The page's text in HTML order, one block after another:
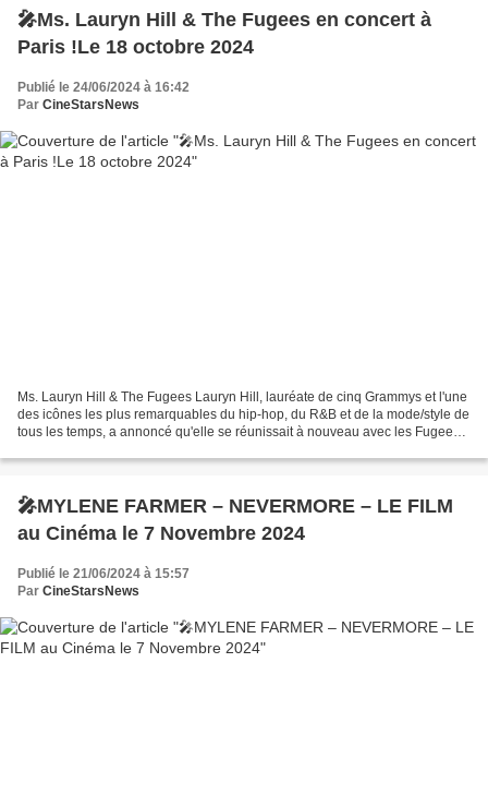
🎤Ms. Lauryn Hill & The Fugees en concert à
Paris !Le 18 octobre 2024
Publié le 24/06/2024 à 16:42
Par CineStarsNews
Ms. Lauryn Hill & The Fugees Lauryn Hill, lauréate de cinq Grammys et l'une
des icônes les plus remarquables du hip-hop, du R&B et de la mode/style de
tous les temps, a annoncé qu'elle se réunissait à nouveau avec les Fugees
🎤MYLENE FARMER – NEVERMORE – LE FILM
au Cinéma le 7 Novembre 2024
Publié le 21/06/2024 à 15:57
Par CineStarsNews